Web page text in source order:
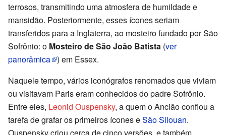
terrosos, transmitindo uma atmosfera de humildade e
mansidão. Posteriormente, esses ícones seriam
transferidos para a Inglaterra, ao mosteiro fundado por São
Sofrônio: o Mosteiro de São João Batista (ver
panorâmica ) em Essex.
Naquele tempo, vários iconógrafos renomados que viviam
ou visitavam Paris eram conhecidos do padre Sofrônio.
Entre eles, Leonid Ouspensky, a quem o Ancião confiou a
tarefa de grafar os primeiros ícones eSão Silouan.
Ouspensky criou cerca de cinco versões, e também